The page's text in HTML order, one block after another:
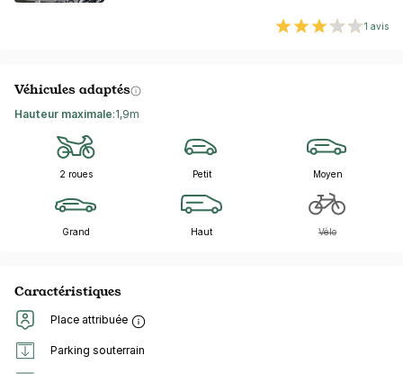
1 avis
Véhicules adaptés
Hauteur maximale:1,9m
2 roues Petit Moyen
Grand Haut Vélo
Caractéristiques
Place attribuée
Parking souterrain